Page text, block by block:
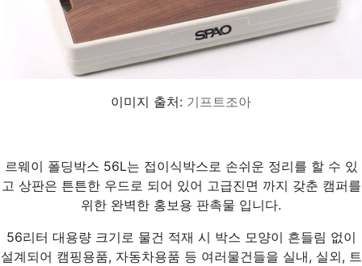
이미지 출처: 기프트조아
르웨이 폴딩박스 56L는 접이식박스로 손쉬운 정리를 할 수 있
고 상판은 튼튼한 우드로 되어 있어 고급진면 까지 갖춘 캠퍼를
위한 완벽한 홍보용 판촉물 입니다.
56리터 대용량 크기로 물건 적재 시 박스 모양이 흔들림 없이
설계되어 캠핑용품, 자동차용품 등 여러물건들을 실내, 실외, 트